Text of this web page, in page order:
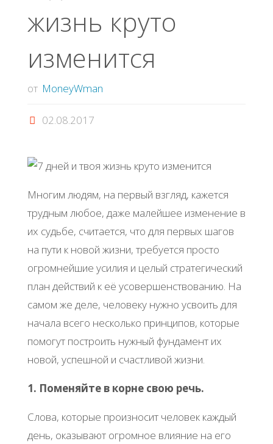
жизнь круто
изменится
от MoneyWman
02.08.2017
Многим людям, на первый взгляд, кажется
трудным любое, даже малейшее изменение в
их судьбе, считается, что для первых шагов
на пути к новой жизни, требуется просто
огромнейшие усилия и целый стратегический
план действий к её усовершенствованию. На
самом же деле, человеку нужно усвоить для
начала всего несколько принципов, которые
помогут построить нужный фундамент их
новой, успешной и счастливой жизни.
1. Поменяйте в корне свою речь.
Слова, которые произносит человек каждый
день, оказывают огромное влияние на его